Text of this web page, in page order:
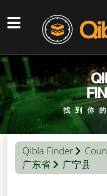
找到你
Qibla Finder
广东省
广宁县